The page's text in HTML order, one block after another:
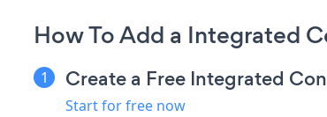
How To Add a Integrated
Create a Free Integrated
Start for free now